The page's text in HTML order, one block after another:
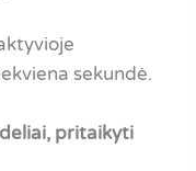
sekundė.
pritaikyti